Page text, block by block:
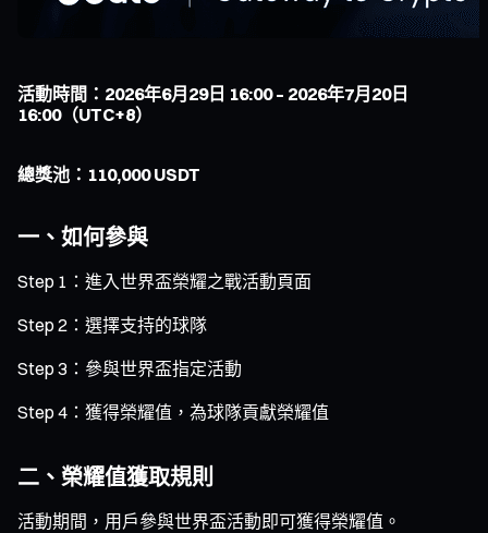
活動時間：2026年6月29日 16:00 – 2026年7月20日
16:00（UTC+8）
總獎池：110,000 USDT
一、如何參與
Step 1：進入世界盃榮耀之戰活動頁面
Step 2：選擇支持的球隊
Step 3：參與世界盃指定活動
Step 4：獲得榮耀值，為球隊貢獻榮耀值
二、榮耀值獲取規則
活動期間，用戶參與世界盃活動即可獲得榮耀值。